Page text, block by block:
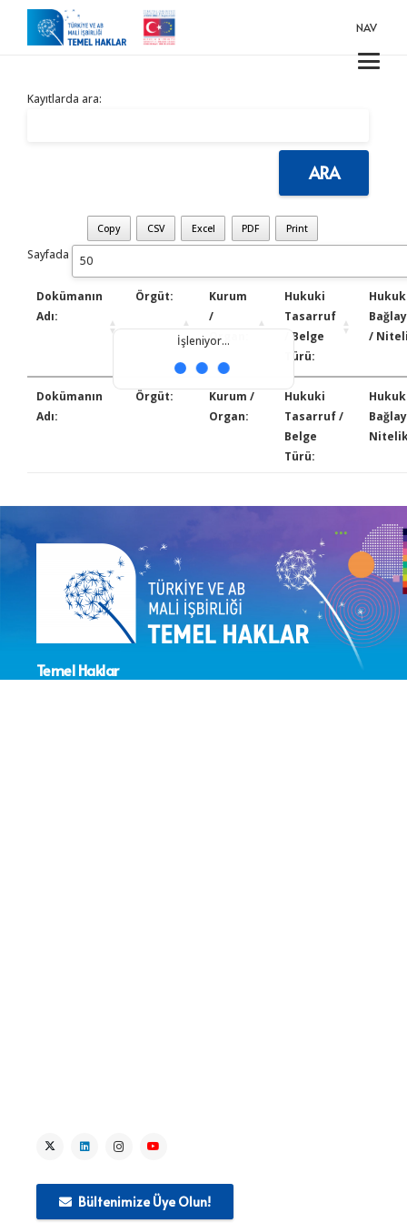
NAV
Kayıtlarda ara:
Copy CSV Excel PDF Print
Sayfada
İşleniyor...
Dokümanın
Adı:
Örgüt:
Kurum
/
Organ:
Hukuki
Tasarruf
/ Belge
Türü:
/
Dokümanın
Adı:
Örgüt:
Kurum /
Organ:
Hukuki
Tasarruf /
Belge
Türü:
Temel Haklar
Bültenimize Üye Olun!